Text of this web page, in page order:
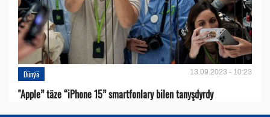
Dünýä 13.09.2023 - 10:23
"Apple” täze “iPhone 15” smartfonlary bilen tanyşdyrdy